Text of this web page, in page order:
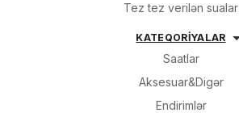
Tez tez verilən sualar
KATEQORİYALAR
Saatlar
Aksesuar&Digər
Endirimlər